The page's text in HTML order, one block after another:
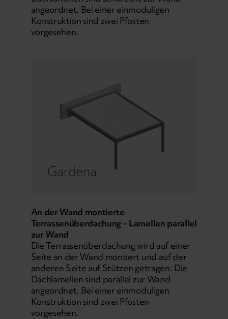
angeordnet. Bei einer einmoduligen
Konstruktion sind zwei Pfosten
vorgesehen.
Gardena
An der Wand montierte
Terrassenüberdachung – Lamellen parallel
zur Wand
Die Terrassenüberdachung wird auf einer
Seite an der Wand montiert und auf der
anderen Seite auf Stützen getragen. Die
Dachlamellen sind parallel zur Wand
angeordnet. Bei einer einmoduligen
Konstruktion sind zwei Pfosten
vorgesehen.